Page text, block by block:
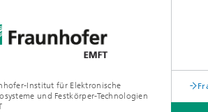
Institut für Elektronische
und Festkörper-Technologien